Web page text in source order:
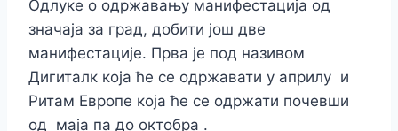
Одлуке о одржавању манифестација од
значаја за град, добити још две
манифестације. Прва је под називом
Дигиталк која ће се одржавати у априлу и
Ритам Европе која ће се одржати почевши
од маја па до октобра .